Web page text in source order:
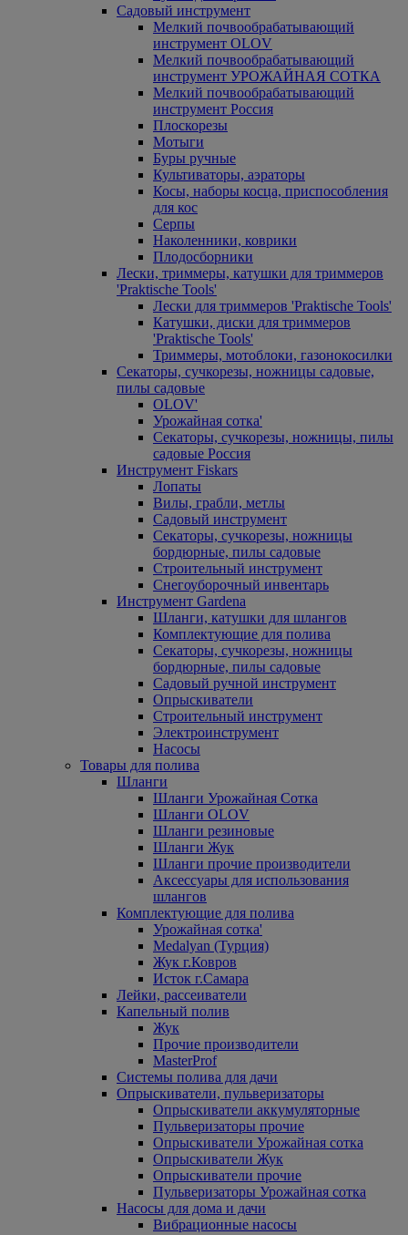
Садовый инструмент
Мелкий почвообрабатывающий
инструмент OLOV
Мелкий почвообрабатывающий
инструмент УРОЖАЙНАЯ СОТКА
Мелкий почвообрабатывающий
инструмент Россия
Плоскорезы
Мотыги
Буры ручные
Культиваторы, аэраторы
Косы, наборы косца, приспособления
для кос
Серпы
Наколенники, коврики
Плодосборники
Лески, триммеры, катушки для триммеров
'Praktische Tools'
Лески для триммеров 'Praktische Tools'
Катушки, диски для триммеров
'Praktische Tools'
Триммеры, мотоблоки, газонокосилки
Секаторы, сучкорезы, ножницы садовые,
пилы садовые
OLOV'
Урожайная сотка'
Секаторы, сучкорезы, ножницы, пилы
садовые Россия
Инструмент Fiskars
Лопаты
Вилы, грабли, метлы
Садовый инструмент
Секаторы, сучкорезы, ножницы
бордюрные, пилы садовые
Строительный инструмент
Снегоуборочный инвентарь
Инструмент Gardena
Шланги, катушки для шлангов
Комплектующие для полива
Секаторы, сучкорезы, ножницы
бордюрные, пилы садовые
Садовый ручной инструмент
Опрыскиватели
Строительный инструмент
Электроинструмент
Насосы
Товары для полива
Шланги
Шланги Урожайная Сотка
Шланги OLOV
Шланги резиновые
Шланги Жук
Шланги прочие производители
Аксессуары для использования
шлангов
Комплектующие для полива
Урожайная сотка'
Medalyan (Турция)
Жук г.Ковров
Исток г.Самара
Лейки, рассеиватели
Капельный полив
Жук
Прочие производители
MasterProf
Системы полива для дачи
Опрыскиватели, пульверизаторы
Опрыскиватели аккумуляторные
Пульверизаторы прочие
Опрыскиватели Урожайная сотка
Опрыскиватели Жук
Опрыскиватели прочие
Пульверизаторы Урожайная сотка
Насосы для дома и дачи
Вибрационные насосы